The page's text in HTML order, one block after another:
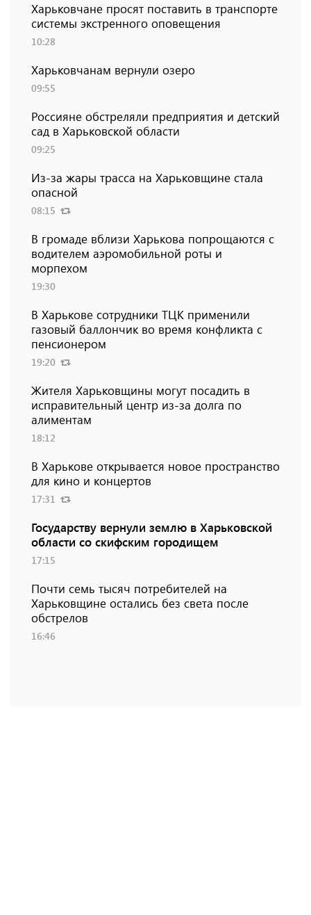
Харьковчане просят поставить в транспорте
системы экстренного оповещения
10:28
Харьковчанам вернули озеро
09:55
Россияне обстреляли предприятия и детский
сад в Харьковской области
09:25
Из-за жары трасса на Харьковщине стала
опасной
08:15
В громаде вблизи Харькова попрощаются с
водителем аэромобильной роты и
морпехом
19:30
В Харькове сотрудники ТЦК применили
газовый баллончик во время конфликта с
пенсионером
19:20
Жителя Харьковщины могут посадить в
исправительный центр из-за долга по
алиментам
18:12
В Харькове открывается новое пространство
для кино и концертов
17:31
Государству вернули землю в Харьковской
области со скифским городищем
17:15
Почти семь тысяч потребителей на
Харьковщине остались без света после
обстрелов
16:46